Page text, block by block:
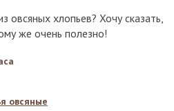
овсяных хлопьев? Хочу сказать,
же очень полезно!
овсяные